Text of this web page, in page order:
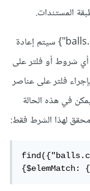
لذلك عندما نقوم بكتابة الاستعلام {"balls.color": "red"} سيتم إعادة
شروط أو فلتر على
فلتر على عناصر
في هذه الحالة